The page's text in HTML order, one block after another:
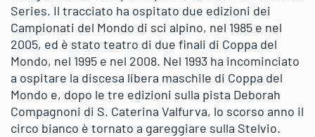
Series. Il tracciato ha ospitato due edizioni dei
Campionati del Mondo di sci alpino, nel 1985 e nel
2005, ed è stato teatro di due finali di Coppa del
Mondo, nel 1995 e nel 2008. Nel 1993 ha incominciato
a ospitare la discesa libera maschile di Coppa del
Mondo e, dopo le tre edizioni sulla pista Deborah
Compagnoni di S. Caterina Valfurva, lo scorso anno il
circo bianco è tornato a gareggiare sulla Stelvio.